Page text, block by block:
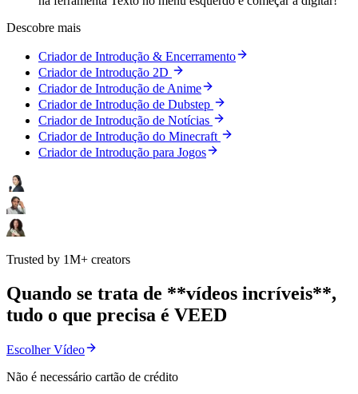
Descobre mais
Criador de Introdução & Encerramento
Criador de Introdução 2D
Criador de Introdução de Anime
Criador de Introdução de Dubstep
Criador de Introdução de Notícias
Criador de Introdução do Minecraft
Criador de Introdução para Jogos
Trusted by 1M+ creators
Quando se trata de **vídeos incríveis**,
tudo o que precisa é VEED
Escolher Vídeo
Não é necessário cartão de crédito